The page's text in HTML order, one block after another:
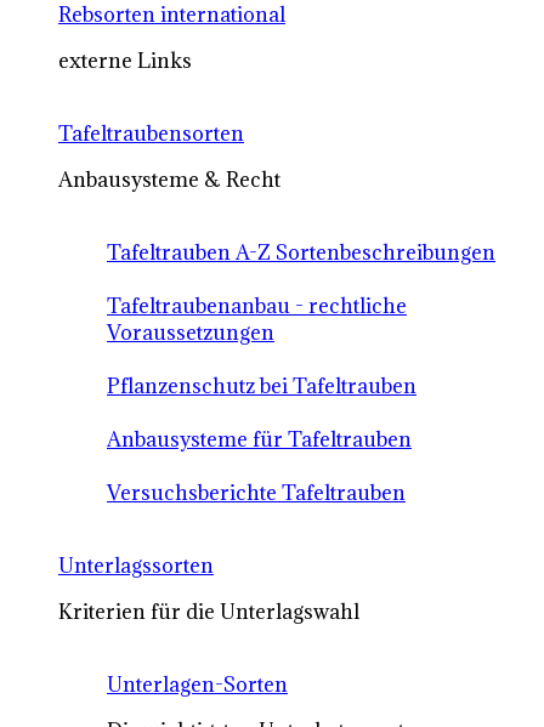
Rebsorten international
externe Links
Tafeltraubensorten
Anbausysteme & Recht
Tafeltrauben A-Z Sortenbeschreibungen
Tafeltraubenanbau - rechtliche
Voraussetzungen
Pflanzenschutz bei Tafeltrauben
Anbausysteme für Tafeltrauben
Versuchsberichte Tafeltrauben
Unterlagssorten
Kriterien für die Unterlagswahl
Unterlagen-Sorten